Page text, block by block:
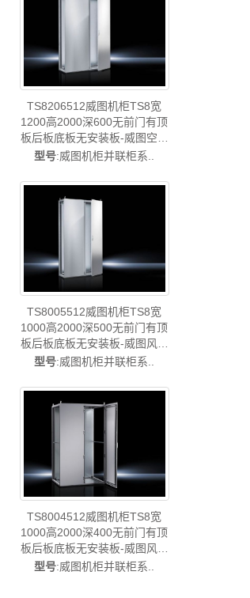
TS8206512威图机柜TS8宽
1200高2000深600无前门有顶
板后板底板无安装板-威图空调
威图风扇TS8206.512
型号:威图机柜并联柜系..
TS8005512威图机柜TS8宽
1000高2000深500无前门有顶
板后板底板无安装板-威图风扇
威图风扇TS8005.512
型号:威图机柜并联柜系..
TS8004512威图机柜TS8宽
1000高2000深400无前门有顶
板后板底板无安装板-威图风扇
威图风扇TS8004.512
型号:威图机柜并联柜系..